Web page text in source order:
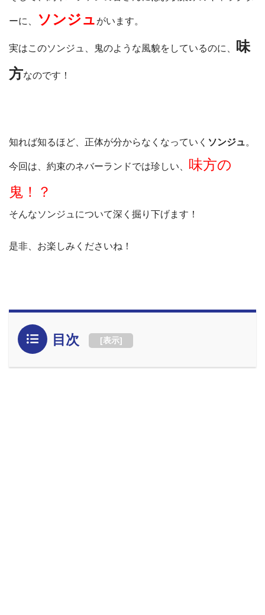
ーに、 ソンジュ がいます。
実はこのソンジュ、鬼のような風貌をしているのに、 味
方なのです！
知れば知るほど、正体が分からなくなっていく ソンジュ。
今回は、約束のネバーランドでは珍しい、 味方の
鬼！？
そんなソンジュについて深く掘り下げます！
是非、お楽しみくださいね！
目次 [表示]